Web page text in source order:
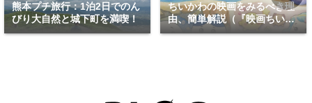
熊本プチ旅行：1泊2日でのん
びり大自然と城下町を満喫！
ちいかわの映画をみるべき理
由、簡単解説（『映画ちいか
わ 人魚の島のひみつ』）